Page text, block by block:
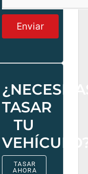
Enviar
TASAR
TU
TASAR
AHORA